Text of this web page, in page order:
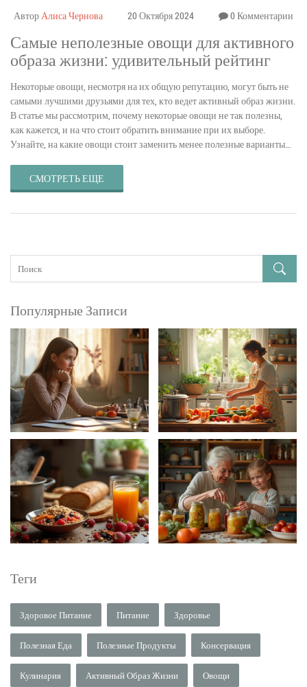
АвторАлиса Чернова 20 Октября 2024 0 Комментарии
Самые неполезные овощи для активного
образа жизни: удивительный рейтинг
Некоторые овощи, несмотря на их общую репутацию, могут быть не
самыми лучшими друзьями для тех, кто ведет активный образ жизни.
В статье мы рассмотрим, почему некоторые овощи не так полезны,
как кажется, и на что стоит обратить внимание при их выборе.
Узнайте, на какие овощи стоит заменить менее полезные варианты
помогут вам сбалансировать диету и оставаться энергичным на
протяжении всего дня.
СМОТРЕТЬ ЕЩЕ
Популярные Записи
Теги
Здоровое Питание Питание Здоровье
Полезная Еда Полезные Продукты Консервация
Кулинария Активный Образ Жизни Овощи